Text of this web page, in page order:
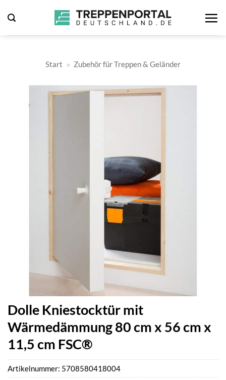
Inhalt
springen
Start » Zubehör für Treppen & Geländer
Dolle Kniestocktür mit
Wärmedämmung 80 cm x 56 cm x
11,5 cm FSC®
Artikelnummer: 5708580418004